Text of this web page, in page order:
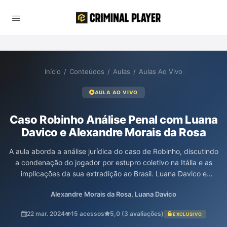
Início / Conteúdos / Aulas / Aulas Ao Vivo
AULA AO VIVO
Caso Robinho Análise Penal com Luana
Davico e Alexandre Morais da Rosa
A aula aborda a análise jurídica do caso de Robinho, discutindo
a condenação do jogador por estupro coletivo na Itália e as
implicações da sua extradição ao Brasil. Luana Davico e
sentença, a validade das provas, a responsabilidade nacional e
contexto das leis brasileiras. Eles enfatizam a importância de
Alexandre Morais da Rosa, Luana Davico
22 mar. 2024 15 acessos 5,0 (3 avaliações) EXCLUSIVO